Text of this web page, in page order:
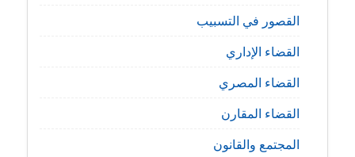
القصور في التسبيب
القضاء الإداري
القضاء المصري
القضاء المقارن
المجتمع والقانون